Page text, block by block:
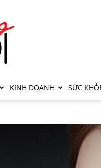
KINH DOANH SỨC